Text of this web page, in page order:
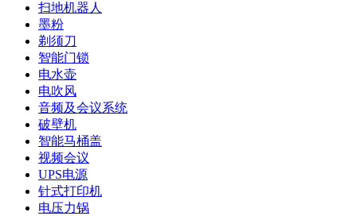
扫地机器人
墨粉
剃须刀
智能门锁
电水壶
电吹风
音频及会议系统
破壁机
智能马桶盖
视频会议
UPS电源
针式打印机
电压力锅